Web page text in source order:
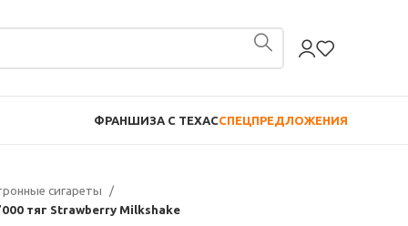
ФРАНШИЗА С TEXACСПЕЦПРЕДЛОЖЕНИЯ
сигареты
тяг Strawberry Milkshake